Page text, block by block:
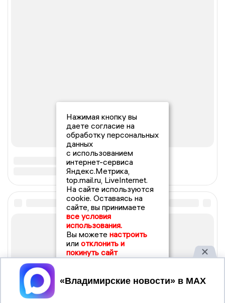
Нажимая кнопку вы
даете согласие на
обработку персональных
данных
с использованием
интернет-сервиса
Яндекс.Метрика,
top.mail.ru, LiveInternet.
На сайте используются
cookie. Оставаясь на
сайте, вы принимаете
все условия
использования.
Вы можете настроить
или отклонить и
покинуть сайт
Принять